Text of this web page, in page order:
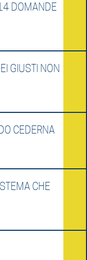
DOMANDE
GIUSTI NON
CEDERNA
CHE